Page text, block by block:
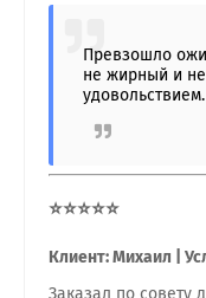
Превзошло
не жирный и
⭐⭐⭐⭐⭐
Клиент: Михаил |
Заказал по совету